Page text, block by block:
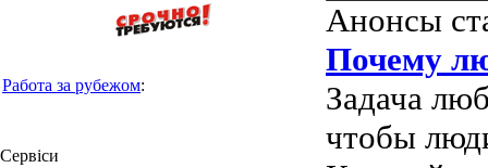
Работа за рубежом:
Сервіси
Анонсы
Почему
Задача
чтобы